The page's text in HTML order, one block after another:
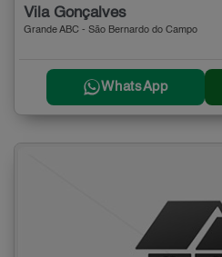
Vila Gonçalves
Grande ABC - São Bernardo do Campo
WhatsApp